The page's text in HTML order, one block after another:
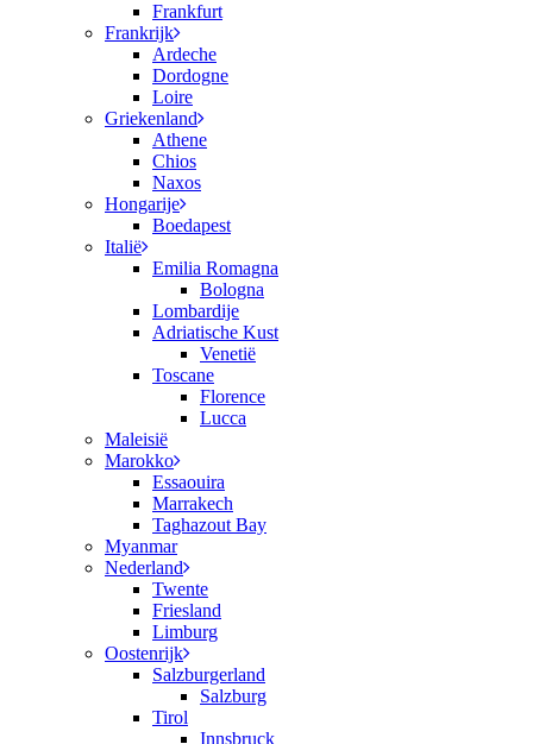
Frankfurt
Frankrijk
Ardeche
Dordogne
Loire
Griekenland
Athene
Chios
Naxos
Hongarije
Boedapest
Italië
Emilia Romagna
Bologna
Lombardije
Adriatische Kust
Venetië
Toscane
Florence
Lucca
Maleisië
Marokko
Essaouira
Marrakech
Taghazout Bay
Myanmar
Nederland
Twente
Friesland
Limburg
Oostenrijk
Salzburgerland
Salzburg
Tirol
Innsbruck